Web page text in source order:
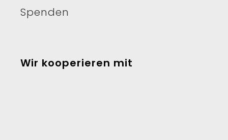
Spenden
Wir kooperieren mit